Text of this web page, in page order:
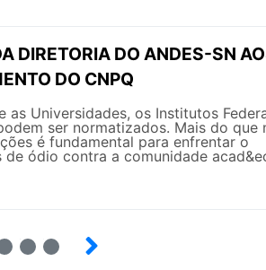
DIRETORIA DO ANDES-SN
DO CNPQ
as Universidades, os Institutos
ser normatizados. Mais do que
é fundamental para enfrentar o
ódio contra a comunidade